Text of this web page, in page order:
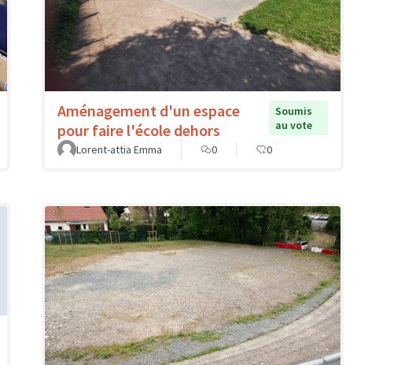
Aménagement d'un espace
pour faire l'école dehors
Soumis
au vote
Lorent-attia Emma
0 0